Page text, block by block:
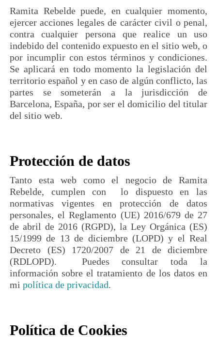
Ramita Rebelde puede, en cualquier momento,
ejercer acciones legales de carácter civil o penal,
contra cualquier persona que realice un uso
indebido del contenido expuesto en el sitio web, o
por incumplir con estos términos y condiciones.
Se aplicará en todo momento la legislación del
territorio español y en caso de algún conflicto, las
partes se someterán a la jurisdicción de
Barcelona, España, por ser el domicilio del titular
del sitio web.
Protección de datos
Tanto esta web como el negocio de Ramita
Rebelde, cumplen con lo dispuesto en las
normativas vigentes en protección de datos
personales, el Reglamento (UE) 2016/679 de 27
de abril de 2016 (RGPD), la Ley Orgánica (ES)
15/1999 de 13 de diciembre (LOPD) y el Real
Decreto (ES) 1720/2007 de 21 de diciembre
(RDLOPD). Puedes consultar toda la
información sobre el tratamiento de los datos en
mi política de privacidad.
Política de Cookies